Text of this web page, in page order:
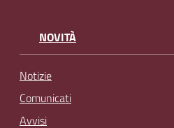
NOVITÀ
Notizie
Comunicati
Avvisi